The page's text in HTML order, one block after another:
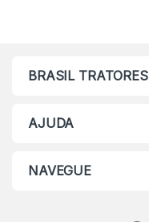
BRASIL TRATORES
AJUDA
NAVEGUE